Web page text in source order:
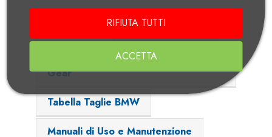
Dettagli Prodotto
Video BMW Motorrad - 2026 Riders
Gear
Tabella Taglie BMW
Manuali di Uso e Manutenzione
RIFIUTA TUTTI
ACCETTA